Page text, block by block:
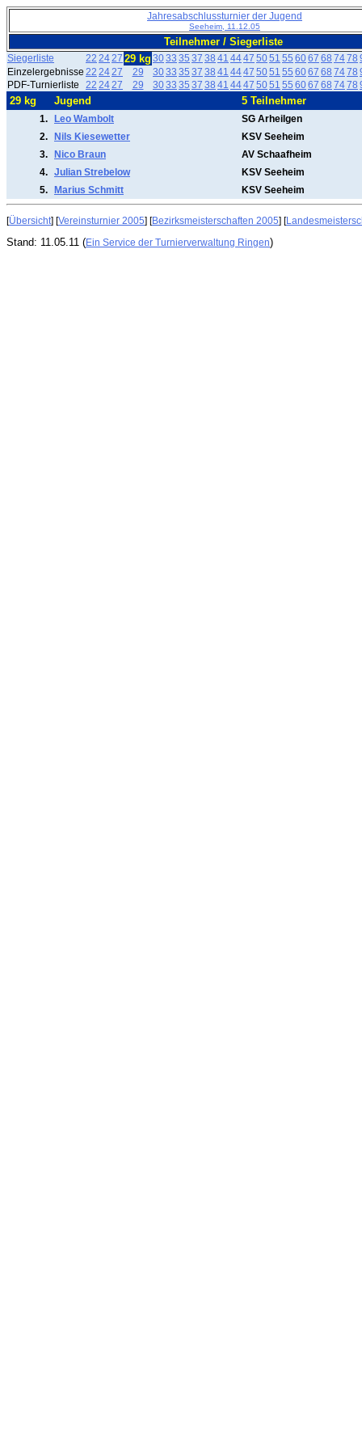
Jahresabschlussturnier der Jugend
Seeheim, 11.12.05
Teilnehmer / Siegerliste
Siegerliste 22 2427 29 kg 3033 35 37 38 41 4447 5051 55 6067 68 7478
Einzelergebnisse 22 2427 29 3033 35 37 38 41 4447 5051 55 6067 68 7478
PDF-Turnierliste
22 2427 29 3033 35 37 38 41 4447 5051 55 6067 68 7478
29 kg Jugend 5 Teilnehmer
1. Leo Wambolt
SG Arheilgen
2.
Nils Kiesewetter
KSV Seeheim
3.
Nico Braun
AV Schaafheim
4. Julian Strebelow
KSV Seeheim
5.
Marius Schmitt KSV Seeheim
[Übersicht] [Vereinsturnier 2005] [Bezirksmeisterschaften 2005] [
Stand: 11.05.11 (Ein Service der Turnierverwaltung Ringen)